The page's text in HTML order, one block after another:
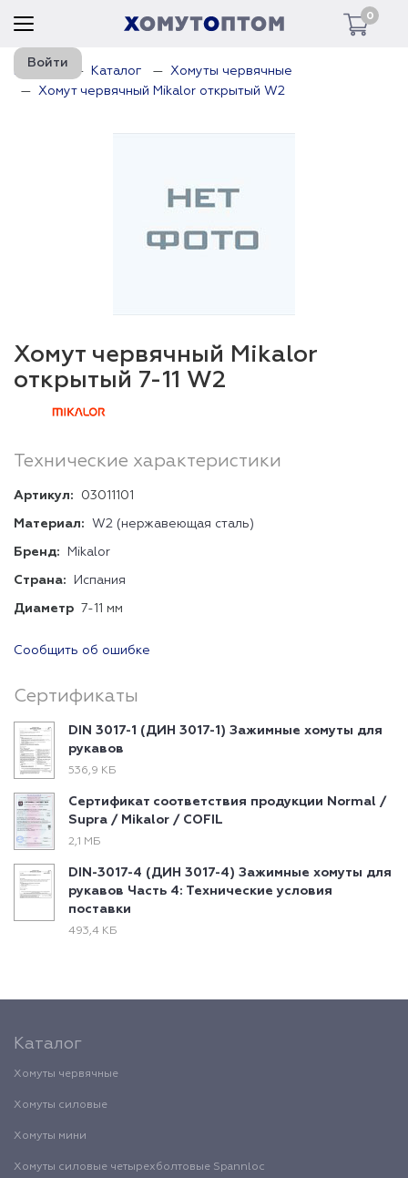
0
Войти
Главная Каталог
Хомуты червячные
Хомут червячный Mikalor открытый W2
Хомут червячный Mikalor
открытый 7-11 W2
Технические характеристики
Артикул: 03011101
Материал: W2 (нержавеющая сталь)
Бренд: Mikalor
Страна: Испания
Диаметр 7-11 мм
Сообщить об ошибке
Сертификаты
DIN 3017-1 (ДИН 3017-1) Зажимные хомуты для
рукавов
536,9 КБ
Сертификат соответствия продукции Normal /
Supra / Mikalor / COFIL
2,1 МБ
DIN-3017-4 (ДИН 3017-4) Зажимные хомуты для
рукавов Часть 4: Технические условия
поставки
493,4 КБ
Каталог
Хомуты червячные
Хомуты силовые
Хомуты мини
Хомуты силовые четырехболтовые Spannloc